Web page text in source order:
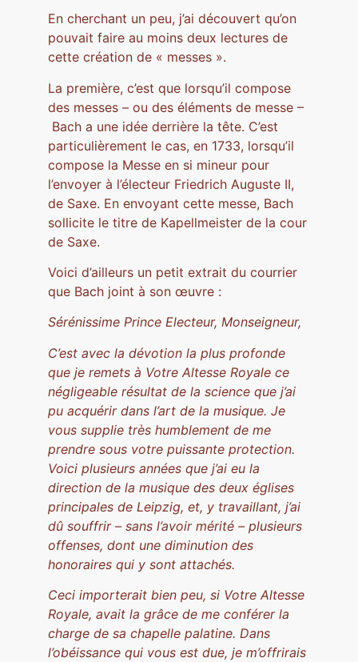
En cherchant un peu, j’ai découvert qu’on
pouvait faire au moins deux lectures de
cette création de « messes ».
La première, c’est que lorsqu’il compose
des messes – ou des éléments de messe –
Bach a une idée derrière la tête. C’est
particulièrement le cas, en 1733, lorsqu’il
compose la Messe en si mineur pour
l’envoyer à l’électeur Friedrich Auguste II,
de Saxe. En envoyant cette messe, Bach
sollicite le titre de Kapellmeister de la cour
de Saxe.
Voici d’ailleurs un petit extrait du courrier
que Bach joint à son œuvre :
Sérénissime Prince Electeur, Monseigneur,
C’est avec la dévotion la plus profonde
que je remets à Votre Altesse Royale ce
négligeable résultat de la science que j’ai
pu acquérir dans l’art de la musique. Je
vous supplie très humblement de me
prendre sous votre puissante protection.
Voici plusieurs années que j’ai eu la
direction de la musique des deux églises
principales de Leipzig, et, y travaillant, j’ai
dû souffrir – sans l’avoir mérité – plusieurs
offenses, dont une diminution des
honoraires qui y sont attachés.
Ceci importerait bien peu, si Votre Altesse
Royale, avait la grâce de me conférer la
charge de sa chapelle palatine. Dans
l’obéissance qui vous est due, je m’offrirais